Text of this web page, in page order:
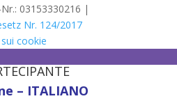
03153330216 |
Nr. 124/2017
cookie
– ITALIANO